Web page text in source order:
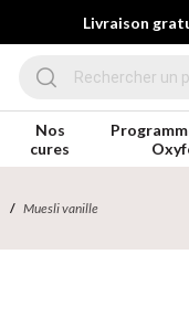
Livraison
Nos
cures
Muesli vanille